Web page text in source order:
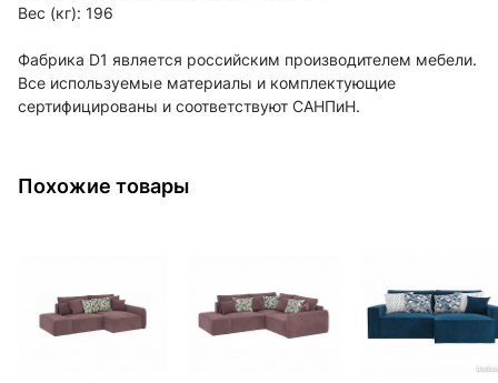
Вес (кг): 196
Фабрика D1 является российским производителем мебели.
Все используемые материалы и комплектующие
сертифицированы и соответствуют САНПиН.
Похожие товары